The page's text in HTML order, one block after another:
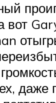
вот
даже